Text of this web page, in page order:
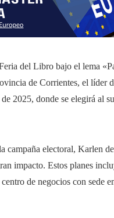
del Libro bajo el lema
de Corrientes, el líder
2025, donde se elegirá al
campaña electoral, Karlen
impacto. Estos planes
de negocios con sede